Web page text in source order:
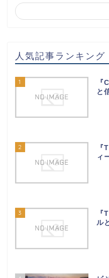
人気記事ランキング
1
『
と
2
ィ
3
『
ル